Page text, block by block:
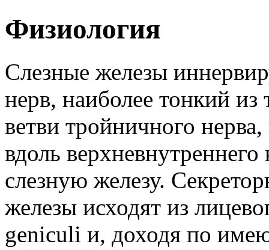
Физиология
Слезные железы
нерв, наиболее тонкий из
ветви тройничного
вдоль
слезную железу.
железы исходят из
geniculi и, доходя по